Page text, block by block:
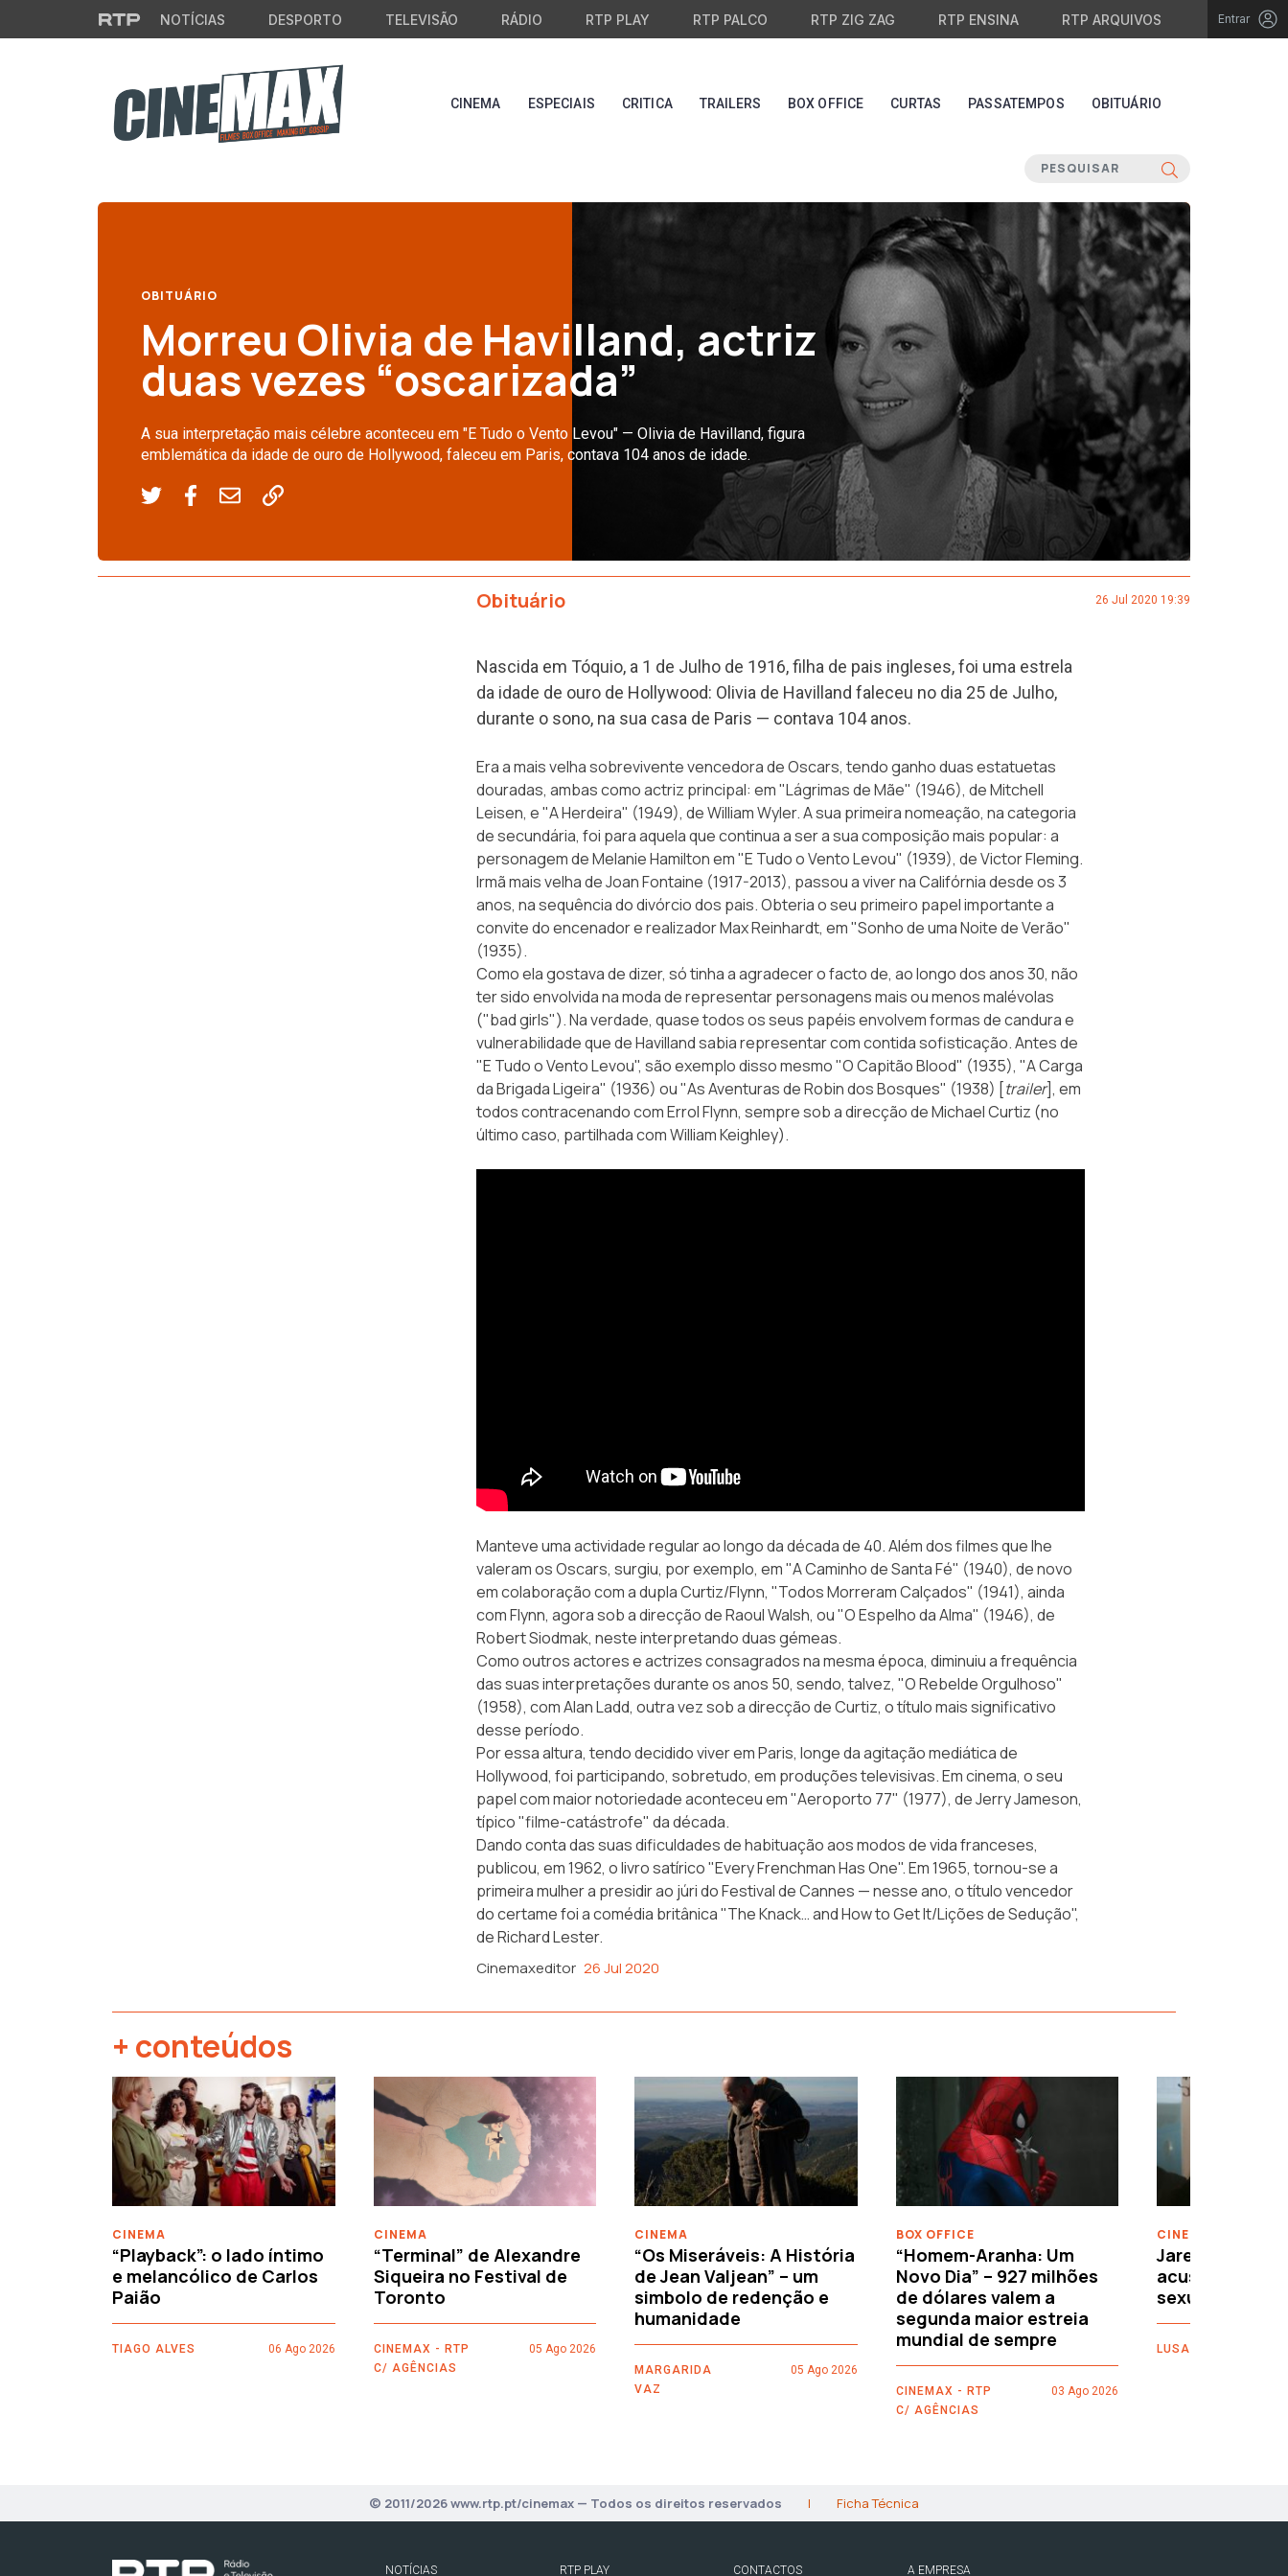
Saltar para o conteúdo principal
NOTÍCIAS DESPORTO TELEVISÃO RÁDIO RTP PLAY RTP PALCO RTP ZIG ZAG RTP ENSINA RTP ARQUIVOS Entrar
CINEMA ESPECIAIS CRITICA TRAILERS BOX OFFICE CURTAS PASSATEMPOS OBITUÁRIO
OBITUÁRIO
Morreu Olivia de Havilland, actriz
duas vezes “oscarizada”
A sua interpretação mais célebre aconteceu em "E Tudo o Vento Levou" — Olivia de Havilland, figura
emblemática da idade de ouro de Hollywood, faleceu em Paris, contava 104 anos de idade.
Obituário 26 Jul 2020 19:39
Nascida em Tóquio, a 1 de Julho de 1916, filha de pais ingleses, foi uma estrela
da idade de ouro de Hollywood: Olivia de Havilland faleceu no dia 25 de Julho,
durante o sono, na sua casa de Paris — contava 104 anos.
Era a mais velha sobrevivente vencedora de Oscars, tendo ganho duas estatuetas
douradas, ambas como actriz principal: em "Lágrimas de Mãe" (1946), de Mitchell
Leisen, e "A Herdeira" (1949), de William Wyler. A sua primeira nomeação, na categoria
de secundária, foi para aquela que continua a ser a sua composição mais popular: a
personagem de Melanie Hamilton em "E Tudo o Vento Levou" (1939), de Victor Fleming.
Irmã mais velha de Joan Fontaine (1917-2013), passou a viver na Califórnia desde os 3
anos, na sequência do divórcio dos pais. Obteria o seu primeiro papel importante a
convite do encenador e realizador Max Reinhardt, em "Sonho de uma Noite de Verão"
(1935).
Como ela gostava de dizer, só tinha a agradecer o facto de, ao longo dos anos 30, não
ter sido envolvida na moda de representar personagens mais ou menos malévolas
("bad girls"). Na verdade, quase todos os seus papéis envolvem formas de candura e
vulnerabilidade que de Havilland sabia representar com contida sofisticação. Antes de
"E Tudo o Vento Levou", são exemplo disso mesmo "O Capitão Blood" (1935), "A Carga
da Brigada Ligeira" (1936) ou "As Aventuras de Robin dos Bosques" (1938) [trailer], em
todos contracenando com Errol Flynn, sempre sob a direcção de Michael Curtiz (no
último caso, partilhada com William Keighley).
Manteve uma actividade regular ao longo da década de 40. Além dos filmes que lhe
valeram os Oscars, surgiu, por exemplo, em "A Caminho de Santa Fé" (1940), de novo
em colaboração com a dupla Curtiz/Flynn, "Todos Morreram Calçados" (1941), ainda
com Flynn, agora sob a direcção de Raoul Walsh, ou "O Espelho da Alma" (1946), de
Robert Siodmak, neste interpretando duas gémeas.
Como outros actores e actrizes consagrados na mesma época, diminuiu a frequência
das suas interpretações durante os anos 50, sendo, talvez, "O Rebelde Orgulhoso"
(1958), com Alan Ladd, outra vez sob a direcção de Curtiz, o título mais significativo
desse período.
Por essa altura, tendo decidido viver em Paris, longe da agitação mediática de
Hollywood, foi participando, sobretudo, em produções televisivas. Em cinema, o seu
papel com maior notoriedade aconteceu em "Aeroporto 77" (1977), de Jerry Jameson,
típico "filme-catástrofe" da década.
Dando conta das suas dificuldades de habituação aos modos de vida franceses,
publicou, em 1962, o livro satírico "Every Frenchman Has One". Em 1965, tornou-se a
primeira mulher a presidir ao júri do Festival de Cannes — nesse ano, o título vencedor
do certame foi a comédia britânica "The Knack… and How to Get It/Lições de Sedução",
de Richard Lester.
Cinemaxeditor 26 Jul 2020
+ conteúdos
CINEMA
“Playback”: o lado íntimo
e melancólico de Carlos
Paião
TIAGO ALVES 06 Ago 2026
CINEMA
“Terminal” de Alexandre
Siqueira no Festival de
Toronto
CINEMAX - RTP
C/ AGÊNCIAS
05 Ago 2026
CINEMA
“Os Miseráveis: A História
de Jean Valjean” – um
simbolo de redenção e
humanidade
MARGARIDA
VAZ
05 Ago 2026
BOX OFFICE
“Homem-Aranha: Um
Novo Dia” – 927 milhões
de dólares valem a
segunda maior estreia
mundial de sempre
CINEMAX - RTP
C/ AGÊNCIAS
03 Ago 2026
CINEMA
Jared Leto
acusações de
sexuais
LUSA
‹
© 2011/2026 www.rtp.pt/cinemax — Todos os direitos reservados | Ficha Técnica
NOTÍCIAS RTP PLAY CONTACTOS A EMPRESA